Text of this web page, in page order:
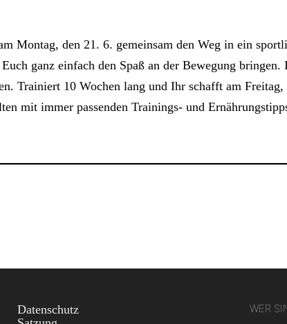
Montag, den 21. 6. gemeinsam den Weg in ein
ganz einfach den Spaß an der Bewegung
Trainiert 10 Wochen lang und Ihr schafft am Freitag,
mit immer passenden Trainings- und
Datenschutz
WER